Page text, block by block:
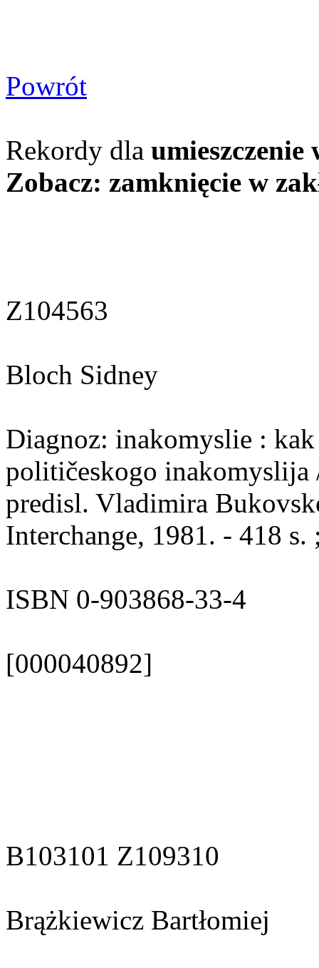
Powrót
Rekordy dla
Zobacz: zamknięcie w
Z104563
Bloch Sidney
Diagnoz: inakomyslie :
političeskogo inakomyslija
predisl. Vladimira
Interchange, 1981. - 418 s.
ISBN 0-903868-33-4
[000040892]
B103101 Z109310
Brążkiewicz Bartłomiej